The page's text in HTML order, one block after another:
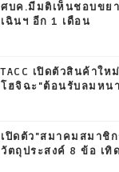
ศบค.มีมติเห็นชอบขย
เฉินฯ อีก 1 เดือน
TACC เปิดตัวสินค้าให
โฮจิฉะ"ต้อนรับลมหน
เปิดตัว"สมาคมสมาชิ
วัตถุประสงค์ 8 ข้อ เทิ